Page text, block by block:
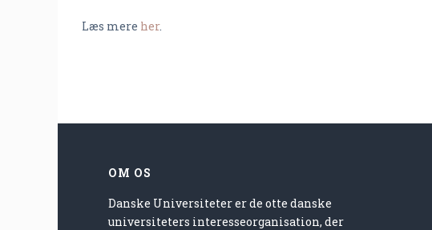
Læs mere her.
OM OS
Danske Universiteter er de otte danske
universiteters interesseorganisation, der